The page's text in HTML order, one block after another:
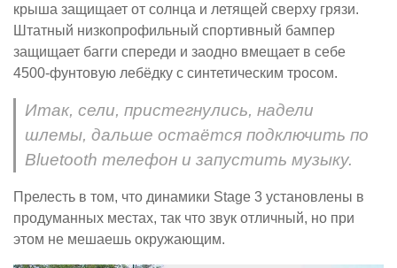
крыша защищает от солнца и летящей сверху грязи.
Штатный низкопрофильный спортивный бампер
защищает багги спереди и заодно вмещает в себе
4500-фунтовую лебёдку с синтетическим тросом.
Итак, сели, пристегнулись, надели
шлемы, дальше остаётся подключить по
Bluetooth телефон и запустить музыку.
Прелесть в том, что динамики Stage 3 установлены в
продуманных местах, так что звук отличный, но при
этом не мешаешь окружающим.